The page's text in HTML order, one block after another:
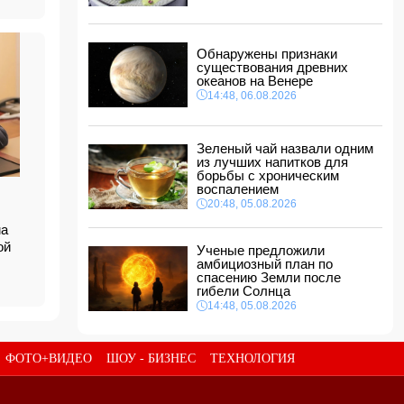
баллистической ракеты
За месяц пограничники задержали 330
разыскиваемых лиц
15:08, 06.08.2026
Конфликт из-за бабушки: в Шамахинском
15:00, 06.08.2026
Обнаружены признаки существования
древних океанов на Венере
14:48, 06.08.2026
В Баку 40-летний мужчина погиб, упав с
балкона
Джейхун Байрамов: В случае необходимости
мы будем рады поставлять газ и
дружественной Украине
14:34, 06.08.2026
Обнаружены признаки
существования древних
океанов на Венере
14:48, 06.08.2026
Зеленый чай назвали одним
из лучших напитков для
борьбы с хроническим
воспалением
20:48, 05.08.2026
Ученые предложили
амбициозный план по
спасению Земли после
гибели Солнца
14:48, 05.08.2026
ФОТО+ВИДЕО ШОУ - БИЗНЕС ТЕХНОЛОГИЯ